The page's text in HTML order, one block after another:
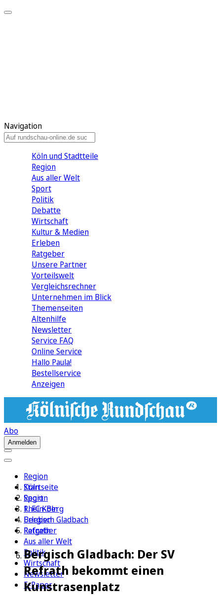
Navigation
Köln und Stadtteile
Region
Aus aller Welt
Sport
Politik
Debatte
Wirtschaft
Kultur & Medien
Erleben
Ratgeber
Unsere Partner
Vorteilswelt
Vergleichsrechner
Unternehmen im Blick
Themenseiten
Altenhilfe
Newsletter
Service FAQ
Online Service
Hallo Paula!
Bestellservice
Anzeigen
Abo
Anmelden
Region
Köln
Sport
1. FC Köln
Erleben
Ratgeber
Aus aller Welt
Politik
Wirtschaft
Newsletter
E-Paper
Startseite
Region
Rhein-Berg
Bergisch Gladbach
Refrath
Bergisch Gladbach: Der SV
Refrath bekommt einen
Kunstrasenplatz